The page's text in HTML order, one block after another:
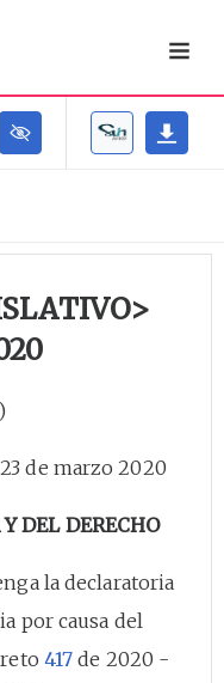
de marzo 2020
DEL DERECHO
la declaratoria
por causa del
417 de 2020 -